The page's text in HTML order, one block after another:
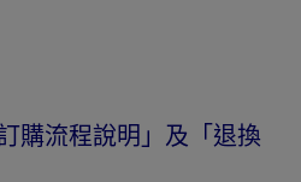
購流程說明」及「退換